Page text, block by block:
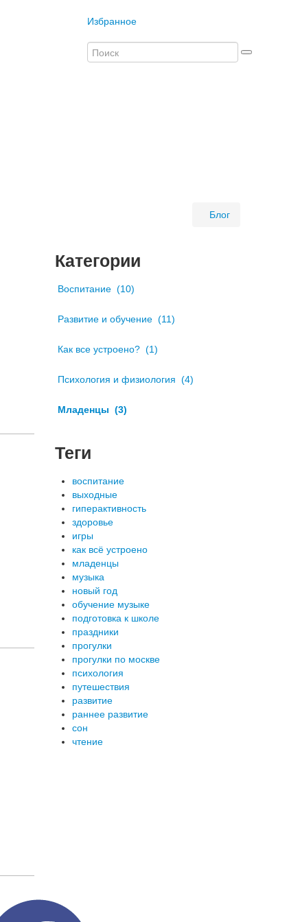
Избранное
Блог
Категории
Воспитание (10)
Развитие и обучение (11)
Как все устроено? (1)
Психология и физиология (4)
Младенцы (3)
Теги
воспитание
выходные
гиперактивность
здоровье
игры
как всё устроено
младенцы
музыка
новый год
обучение музыке
подготовка к школе
праздники
прогулки
прогулки по москве
психология
путешествия
развитие
раннее развитие
сон
чтение